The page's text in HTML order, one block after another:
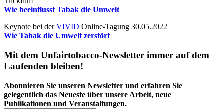
Wie beeinflusst Tabak die Umwelt
Keynote bei derVIVID Online-Tagung 30.05.2022
Wie Tabak die Umwelt zerstört
Mit dem Unfairtobacco-Newsletter immer auf dem
Laufenden bleiben!
Abonnieren Sie unseren Newsletter und erfahren Sie
gelegentlich das Neueste über unsere Arbeit, neue
Publikationen und Veranstaltungen.